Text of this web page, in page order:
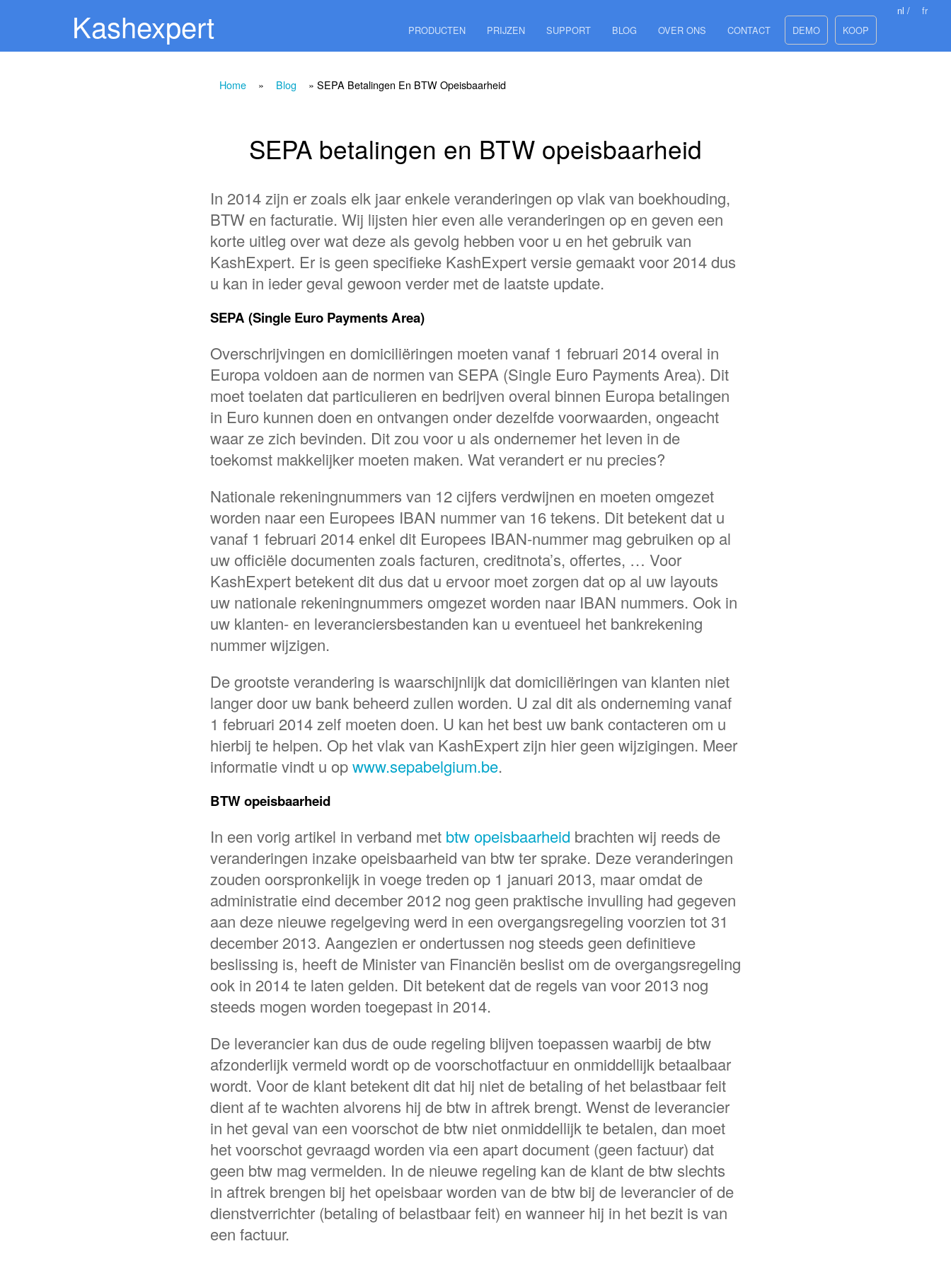
Kashexpert PRODUCTEN PRIJZEN SUPPORT BLOG OVER ONS CONTACT DEMO KOOP
nl / fr
Home » Blog » SEPA Betalingen En BTW Opeisbaarheid
SEPA betalingen en BTW opeisbaarheid
In 2014 zijn er zoals elk jaar enkele veranderingen op vlak van boekhouding,
BTW en facturatie. Wij lijsten hier even alle veranderingen op en geven een
korte uitleg over wat deze als gevolg hebben voor u en het gebruik van
KashExpert. Er is geen specifieke KashExpert versie gemaakt voor 2014 dus
u kan in ieder geval gewoon verder met de laatste update.
SEPA (Single Euro Payments Area)
Overschrijvingen en domiciliëringen moeten vanaf 1 februari 2014 overal in
Europa voldoen aan de normen van SEPA (Single Euro Payments Area). Dit
moet toelaten dat particulieren en bedrijven overal binnen Europa betalingen
in Euro kunnen doen en ontvangen onder dezelfde voorwaarden, ongeacht
waar ze zich bevinden. Dit zou voor u als ondernemer het leven in de
toekomst makkelijker moeten maken. Wat verandert er nu precies?
Nationale rekeningnummers van 12 cijfers verdwijnen en moeten omgezet
worden naar een Europees IBAN nummer van 16 tekens. Dit betekent dat u
vanaf 1 februari 2014 enkel dit Europees IBAN-nummer mag gebruiken op al
uw officiële documenten zoals facturen, creditnota’s, offertes, … Voor
KashExpert betekent dit dus dat u ervoor moet zorgen dat op al uw layouts
uw nationale rekeningnummers omgezet worden naar IBAN nummers. Ook in
uw klanten- en leveranciersbestanden kan u eventueel het bankrekening
nummer wijzigen.
De grootste verandering is waarschijnlijk dat domiciliëringen van klanten niet
langer door uw bank beheerd zullen worden. U zal dit als onderneming vanaf
1 februari 2014 zelf moeten doen. U kan het best uw bank contacteren om u
hierbij te helpen. Op het vlak van KashExpert zijn hier geen wijzigingen. Meer
informatie vindt u opwww.sepabelgium.be.
BTW opeisbaarheid
In een vorig artikel in verband met btw opeisbaarheid brachten wij reeds de
veranderingen inzake opeisbaarheid van btw ter sprake. Deze veranderingen
zouden oorspronkelijk in voege treden op 1 januari 2013, maar omdat de
administratie eind december 2012 nog geen praktische invulling had gegeven
aan deze nieuwe regelgeving werd in een overgangsregeling voorzien tot 31
december 2013. Aangezien er ondertussen nog steeds geen definitieve
beslissing is, heeft de Minister van Financiën beslist om de overgangsregeling
ook in 2014 te laten gelden. Dit betekent dat de regels van voor 2013 nog
steeds mogen worden toegepast in 2014.
De leverancier kan dus de oude regeling blijven toepassen waarbij de btw
afzonderlijk vermeld wordt op de voorschotfactuur en onmiddellijk betaalbaar
wordt. Voor de klant betekent dit dat hij niet de betaling of het belastbaar feit
dient af te wachten alvorens hij de btw in aftrek brengt. Wenst de leverancier
in het geval van een voorschot de btw niet onmiddellijk te betalen, dan moet
het voorschot gevraagd worden via een apart document (geen factuur) dat
geen btw mag vermelden. In de nieuwe regeling kan de klant de btw slechts
in aftrek brengen bij het opeisbaar worden van de btw bij de leverancier of de
dienstverrichter (betaling of belastbaar feit) en wanneer hij in het bezit is van
een factuur.